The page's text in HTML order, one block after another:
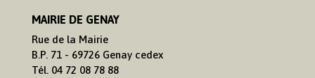
MAIRIE DE GENAY
Rue de la Mairie
B.P. 71 - 69726 Genay cedex
Tél. 04 72 08 78 88